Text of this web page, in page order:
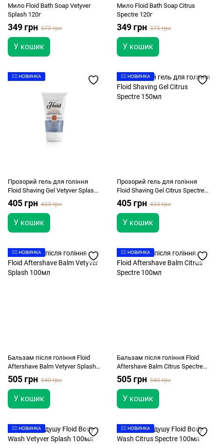
Мило Floid Bath Soap Vetyver
Splash 120г
349 грн 373 грн
У кошик
Мило Floid Bath Soap Citrus
Spectre 120г
349 грн 373 грн
У кошик
👉🏻 НОВИНКА
Прозорий гель для гоління
Floid Shaving Gel Vetyver Splash
150мл
405 грн 433 грн
У кошик
👉🏻 НОВИНКА
Прозорий гель для гоління
Floid Shaving Gel Citrus Spectre
150мл
405 грн 433 грн
У кошик
👉🏻 НОВИНКА
Бальзам після гоління Floid
Aftershave Balm Vetyver Splash
100мл
505 грн 540 грн
У кошик
👉🏻 НОВИНКА
Бальзам після гоління Floid
Aftershave Balm Citrus Spectre
100мл
505 грн 540 грн
У кошик
👉🏻 НОВИНКА 👉🏻 НОВИНКА